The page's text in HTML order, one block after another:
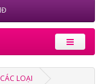
LOẠI